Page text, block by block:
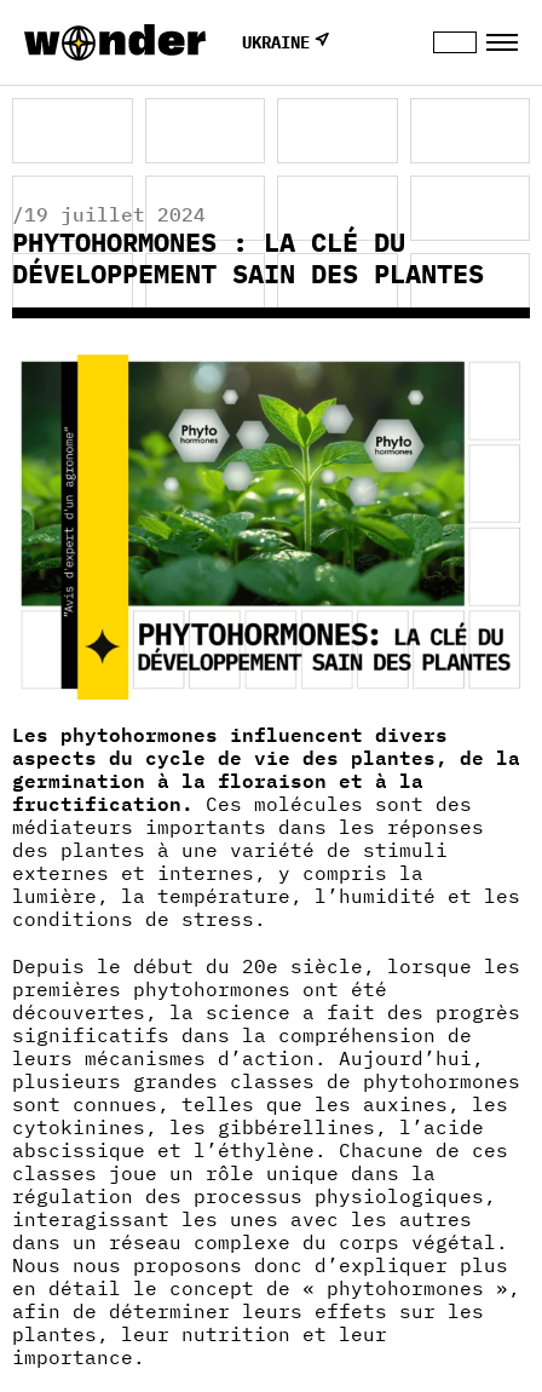
UKRAINE
/19 juillet 2024
PHYTOHORMONES : LA CLÉ DU
DÉVELOPPEMENT SAIN DES PLANTES
Les phytohormones influencent divers
aspects du cycle de vie des plantes, de la
germination à la floraison et à la
fructification.
Ces molécules sont des
médiateurs importants dans les réponses
des plantes à une variété de stimuli
externes et internes, y compris la
lumière, la température, l’humidité et les
conditions de stress.
Depuis le début du 20e siècle, lorsque les
premières phytohormones ont été
découvertes, la science a fait des progrès
significatifs dans la compréhension de
leurs mécanismes d’action. Aujourd’hui,
plusieurs grandes classes de phytohormones
sont connues, telles que les auxines, les
cytokinines, les gibbérellines, l’acide
abscissique et l’éthylène. Chacune de ces
classes joue un rôle unique dans la
régulation des processus physiologiques,
interagissant les unes avec les autres
dans un réseau complexe du corps végétal.
Nous nous proposons donc d’expliquer plus
en détail le concept de « phytohormones »,
afin de déterminer leurs effets sur les
plantes, leur nutrition et leur
importance.